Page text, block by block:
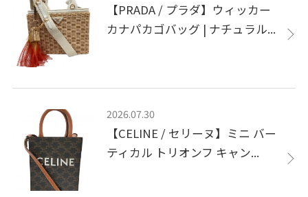
【PRADA / プラダ】ウィッカー
カナパカゴバッグ | ナチュラル...
2026.07.30
【CELINE / セリーヌ】ミニ バー
ティカル トリオンフ キャン...